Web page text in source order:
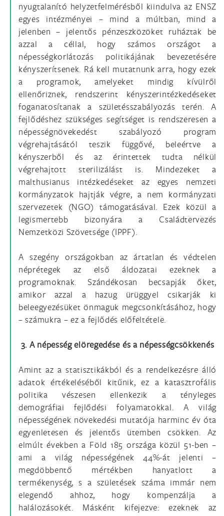
nyugtalanító helyzetfelmérésből kiindulva az ENSZ
egyes intézményei – mind a múltban, mind a
jelenben – jelentős pénzeszközöket ruháztak be
azzal a céllal, hogy számos országot a
népességkorlátozás politikájának bevezetésére
kényszerítsenek. Rá kell mutatnunk arra, hogy ezek
a programok, amelyeket mindig kívülről
ellenőriznek, rendszerint kényszerintézkedéseket
foganatosítanak a születésszabályozás terén. A
fejlődéshez szükséges segítséget is rendszeresen a
népességnövekedést szabályozó program
végrehajtásától teszik függővé, beleértve a
kényszerből és az érintettek tudta nélkül
végrehajtott sterilizálást is. Mindezeket a
malthusianus intézkedéseket az egyes nemzeti
kormányzatok hajtják végre, a nem kormányzati
szervezetek (NGO) támogatásával. Ezek közül a
legismertebb bizonyára a Családtervezés
Nemzetközi Szövetsége (IPPF).
A szegény országokban az ártatlan és védtelen
néprétegek az első áldozatai ezeknek a
programoknak. Szándékosan becsapják őket,
amikor azzal a hazug ürüggyel csikarják ki
beleegyezésüket önmaguk megcsonkításához, hogy
– számukra – ez a fejlődés előfeltétele.
3. A népesség elöregedése és a népességcsökkenés
Amint az a statisztikákból és a rendelkezésre álló
adatok értékeléséből kitűnik, ez a katasztrofális
politika vészesen ellenkezik a tényleges
demográfiai fejlődési folyamatokkal. A világ
népességének növekedési mutatója harminc év óta
egyenletesen és jelentős ütemben csökken. Az
elmúlt években a Föld 185 országa közül 51-ben –
ami a világ népességének 44%-át jelenti –
megdöbbentő mértékben hanyatlott a
termékenység, s a születések száma immár nem
elegendő ahhoz, hogy kompenzálja a
halálozásokét. Másként kifejezve: ezeknek az